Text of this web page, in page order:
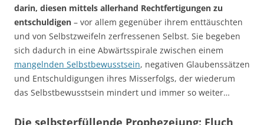
darin, diesen mittels allerhand Rechtfertigungen zu
entschuldigen – vor allem gegenüber ihrem enttäuschten
und von Selbstzweifeln zerfressenen Selbst. Sie begeben
sich dadurch in eine Abwärtsspirale zwischen einem
mangelnden Selbstbewusstsein, negativen Glaubenssätzen
und Entschuldigungen ihres Misserfolgs, der wiederum
das Selbstbewusstsein mindert und immer so weiter…
Die selbsterfüllende Prophezeiung: Fluch